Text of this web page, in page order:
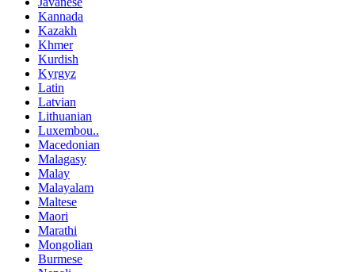
Kannada
Kazakh
Khmer
Kurdish
Kyrgyz
Latin
Latvian
Lithuanian
Luxembou..
Macedonian
Malagasy
Malay
Malayalam
Maltese
Maori
Marathi
Mongolian
Burmese